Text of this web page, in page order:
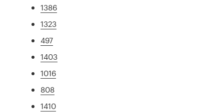
1386
1323
497
1403
1016
808
1410